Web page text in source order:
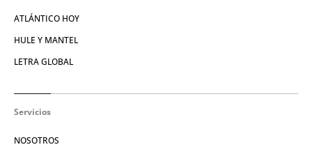
ATLÁNTICO HOY
HULE Y MANTEL
LETRA GLOBAL
Servicios
NOSOTROS